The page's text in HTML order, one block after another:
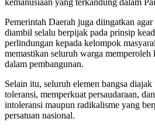
Pemerintah Daerah juga diingatkan
diambil selalu berpijak pada prinsip
perlindungan kepada kelompok
memastikan seluruh warga memperoleh
dalam pembangunan.
Selain itu, seluruh elemen bangsa
toleransi, memperkuat persaudaraan,
intoleransi maupun radikalisme yang
persatuan nasional.